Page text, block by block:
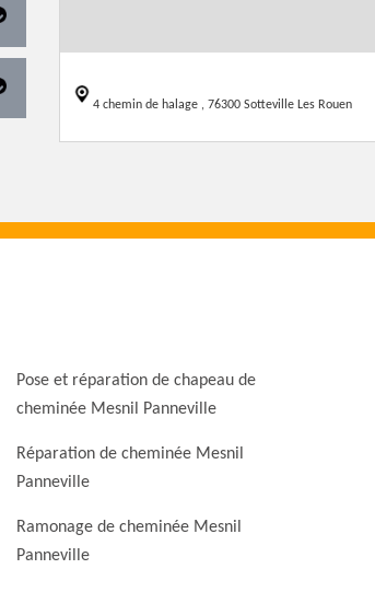
4 chemin de halage , 76300 Sotteville Les Rouen
Pose et réparation de chapeau de
cheminée Mesnil Panneville
Réparation de cheminée Mesnil
Panneville
Ramonage de cheminée Mesnil
Panneville